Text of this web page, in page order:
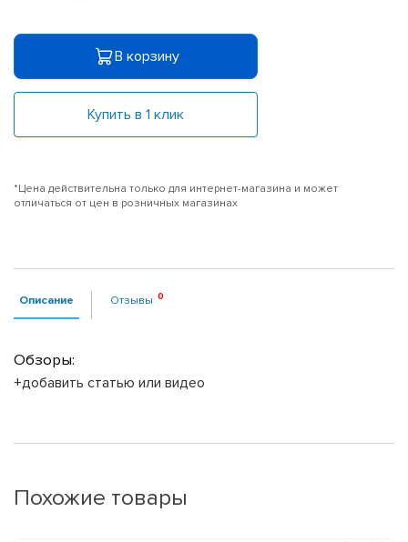
В корзину
Купить в 1 клик
*Цена действительна только для интернет-магазина и может
отличаться от цен в розничных магазинах
Описание Отзывы
Обзоры:
+добавить статью или видео
Похожие товары